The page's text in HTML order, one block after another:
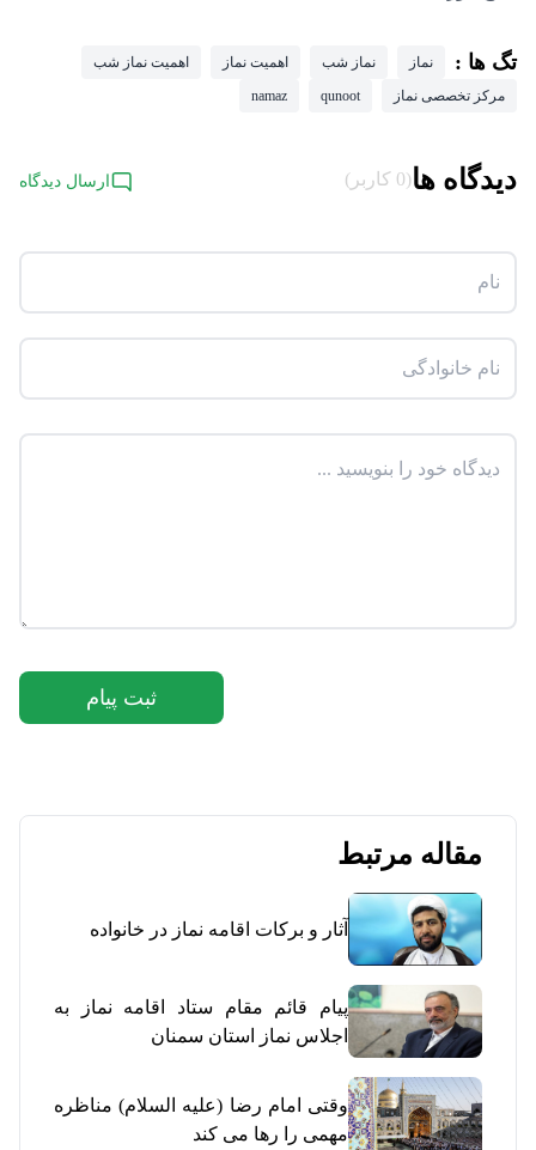
تگ ها : نماز نماز شب اهمیت نماز
اهمیت نماز شب
مرکز تخصصی نماز
qunoot
namaz
دیدگاه ها(0 کاربر) ارسال دیدگاه
ثبت پیام
مقاله مرتبط
آثار و برکات اقامه نماز در خانواده
پیام قائم مقام ستاد اقامه نماز به
اجلاس نماز استان سمنان
وقتی امام رضا (علیه السلام) مناظره
مهمی را رها می کند